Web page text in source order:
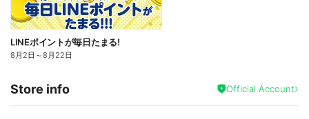
LINEポイントが毎日たまる!
8月2日 ～8月22日
Store info Official Account